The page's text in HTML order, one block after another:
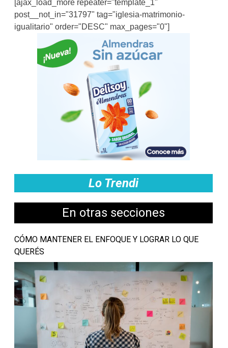
[ajax_load_more repeater="template_1"
post__not_in="31797" tag="iglesia-matrimonio-
igualitario" order="DESC" max_pages="0"]
Lo Trendi
En otras secciones
CÓMO MANTENER EL ENFOQUE Y LOGRAR LO QUE
QUERÉS